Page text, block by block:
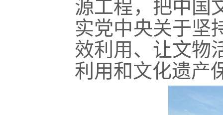
源工程，把中国
实党中央关于坚
效利用、让文物
利用和文化遗产